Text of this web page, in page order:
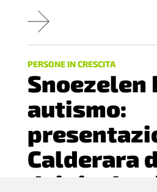
PERSONE IN CRESCITA
Snoezelen
autismo:
Calderara
dei